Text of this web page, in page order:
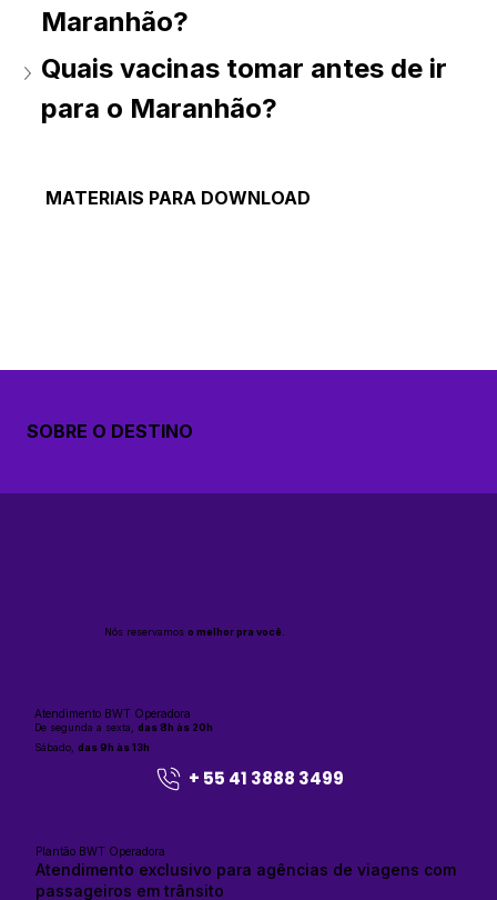
SOBRE O DESTINO
MATERIAIS PARA DOWNLOAD
Maranhão?
Quais vacinas tomar antes de ir
para o Maranhão?
Nós reservamoso melhor pra você.
Atendimento BWT Operadora
De segunda a sexta,das 8h às 20h
Sábado,das 9h às 13h
+ 55 41 3888 3499
Plantão BWT Operadora
Atendimento exclusivo para agências de viagens com
passageiros em trânsito